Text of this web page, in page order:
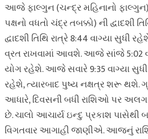
આજે ફાલ્ગુન (ચન્દ્ર મહિનાનો
પક્ષનો વધતો ચંદ્ર તબક્કો) ની દ્વાદશી
દ્વાદશી તિથિ રાત્રે 8:44 વાગ્યા સુધી
વ્રત રાખવામાં આવશે. આજે સાંજે 5:02
યોગ રહેશે. આજે સવારે 9:35 વાગ્યા
રહેશે, ત્યારબાદ પુષ્ય નક્ષત્ર શરૂ થશે.
આધારે, દિવસની બધી રાશિઓ પર
છે. ચાલો આચાર્ય ઇન્દુ પ્રકાશ પાસેથી
વિગતવાર આગાહી જાણીએ. આજનું